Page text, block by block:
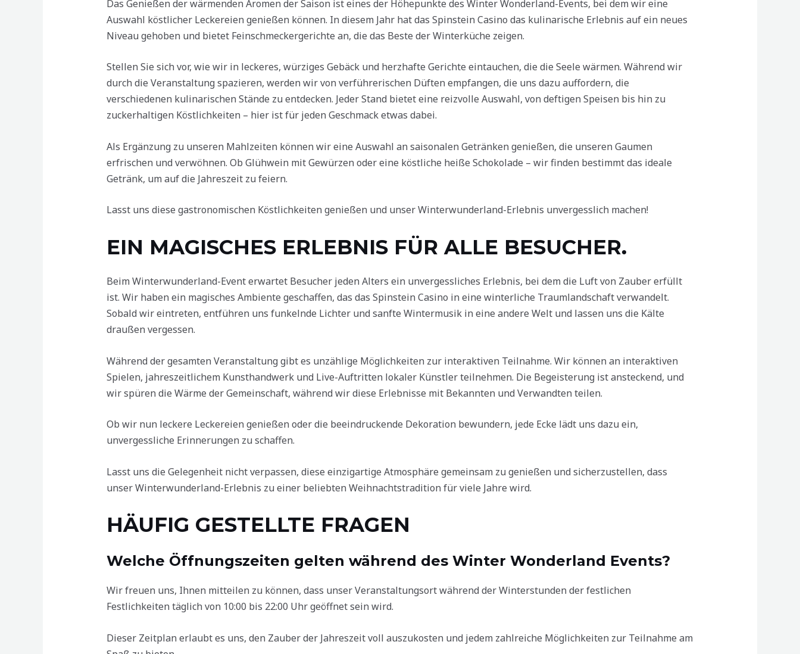
Das Genießen der wärmenden Aromen der Saison ist eines der Höhepunkte des Winter Wonderland-Events, bei dem wir eine
Auswahl köstlicher Leckereien genießen können. In diesem Jahr hat das Spinstein Casino das kulinarische Erlebnis auf ein neues
Niveau gehoben und bietet Feinschmeckergerichte an, die das Beste der Winterküche zeigen.
Stellen Sie sich vor, wie wir in leckeres, würziges Gebäck und herzhafte Gerichte eintauchen, die die Seele wärmen. Während wir
durch die Veranstaltung spazieren, werden wir von verführerischen Düften empfangen, die uns dazu auffordern, die
verschiedenen kulinarischen Stände zu entdecken. Jeder Stand bietet eine reizvolle Auswahl, von deftigen Speisen bis hin zu
zuckerhaltigen Köstlichkeiten – hier ist für jeden Geschmack etwas dabei.
Als Ergänzung zu unseren Mahlzeiten können wir eine Auswahl an saisonalen Getränken genießen, die unseren Gaumen
erfrischen und verwöhnen. Ob Glühwein mit Gewürzen oder eine köstliche heiße Schokolade – wir finden bestimmt das ideale
Getränk, um auf die Jahreszeit zu feiern.
Lasst uns diese gastronomischen Köstlichkeiten genießen und unser Winterwunderland-Erlebnis unvergesslich machen!
EIN MAGISCHES ERLEBNIS FÜR ALLE BESUCHER.
Beim Winterwunderland-Event erwartet Besucher jeden Alters ein unvergessliches Erlebnis, bei dem die Luft von Zauber erfüllt
ist. Wir haben ein magisches Ambiente geschaffen, das das Spinstein Casino in eine winterliche Traumlandschaft verwandelt.
Sobald wir eintreten, entführen uns funkelnde Lichter und sanfte Wintermusik in eine andere Welt und lassen uns die Kälte
draußen vergessen.
Während der gesamten Veranstaltung gibt es unzählige Möglichkeiten zur interaktiven Teilnahme. Wir können an interaktiven
Spielen, jahreszeitlichem Kunsthandwerk und Live-Auftritten lokaler Künstler teilnehmen. Die Begeisterung ist ansteckend, und
wir spüren die Wärme der Gemeinschaft, während wir diese Erlebnisse mit Bekannten und Verwandten teilen.
Ob wir nun leckere Leckereien genießen oder die beeindruckende Dekoration bewundern, jede Ecke lädt uns dazu ein,
unvergessliche Erinnerungen zu schaffen.
Lasst uns die Gelegenheit nicht verpassen, diese einzigartige Atmosphäre gemeinsam zu genießen und sicherzustellen, dass
unser Winterwunderland-Erlebnis zu einer beliebten Weihnachtstradition für viele Jahre wird.
HÄUFIG GESTELLTE FRAGEN
Welche Öffnungszeiten gelten während des Winter Wonderland Events?
Wir freuen uns, Ihnen mitteilen zu können, dass unser Veranstaltungsort während der Winterstunden der festlichen
Festlichkeiten täglich von 10:00 bis 22:00 Uhr geöffnet sein wird.
Dieser Zeitplan erlaubt es uns, den Zauber der Jahreszeit voll auszukosten und jedem zahlreiche Möglichkeiten zur Teilnahme am